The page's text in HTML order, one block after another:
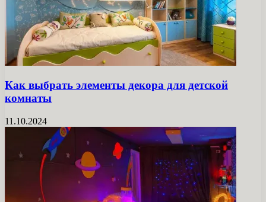
Как выбрать элементы декора для детской
комнаты
11.10.2024